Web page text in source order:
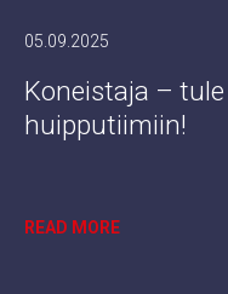
05.09.2025
Koneistaja –
huipputiimiin!
READ MORE